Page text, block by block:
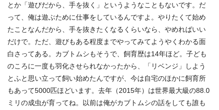
とか「遊びだから、手を抜く」というようなこともないです。だ
って、俺は遊ぶために仕事をしているんですよ。やりたくて始め
たことなんだから、手を抜きたくなるくらいなら、やめればいい
だけで。ただ、遊びもある程度までやってみてようやくわかる面
白さってある。カブトムシもそうで、飼育歴は14年ほど。子ども
のころに一度も羽化させられなかったから、「リベンジ」しよう
とふと思い立って飼い始めたんですが、今は自宅のほかに飼育所
もあって5000匹ほどいます。去年（2015年）は世界最大級の88.0
ミリの成虫が育ってね。以前は俺がカブトムシの話をしても誰も